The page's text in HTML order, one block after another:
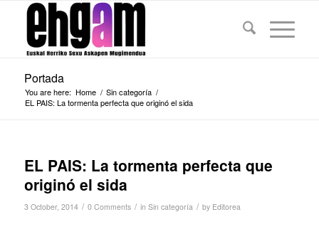
Portada
You are here: Home / Sin categoría /
EL PAIS: La tormenta perfecta que originó el sida
EL PAIS: La tormenta perfecta que
originó el sida
3 October, 2014 / 0 Comments / in Sin categoría / by Editorea